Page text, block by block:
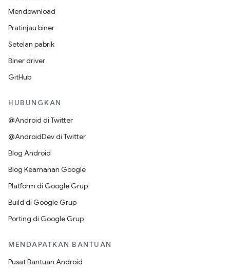
Mendownload
Pratinjau biner
Setelan pabrik
Biner driver
GitHub
HUBUNGKAN
@Android di Twitter
@AndroidDev di Twitter
Blog Android
Blog Keamanan Google
Platform di Google Grup
Build di Google Grup
Porting di Google Grup
MENDAPATKAN BANTUAN
Pusat Bantuan Android